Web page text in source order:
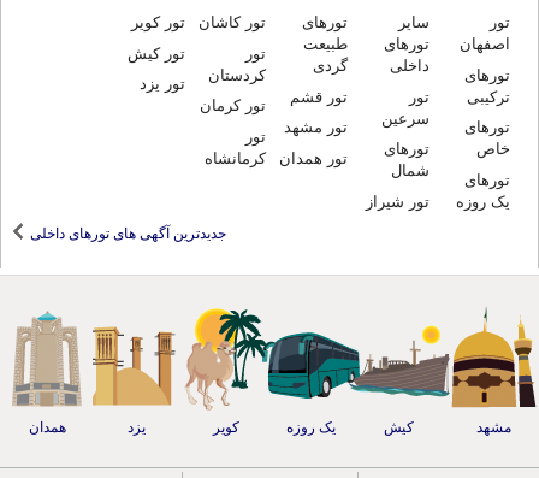
جدیدترین آگهی های تورهای داخلی
تور
اصفهان
تورهای
ترکیبی
تورهای
خاص
تورهای
یک روزه
سایر
تورهای
داخلی
تور
سرعین
تورهای
شمال
تور شیراز
تورهای
طبیعت
گردی
تور قشم
تور مشهد
تور همدان
تور کاشان
تور
کردستان
تور کرمان
تور
کرمانشاه
تور کویر
تور کیش
تور یزد
مشهد کیش یک روزه کویر یزد همدان